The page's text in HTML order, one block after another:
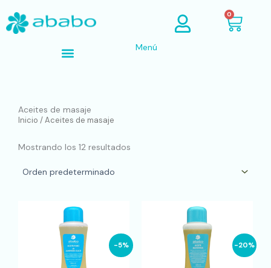
contenido
0
Cart
Menú
Aceites de masaje
Inicio / Aceites de masaje
Mostrando los 12 resultados
-5%
múltiples
variantes.
-20%